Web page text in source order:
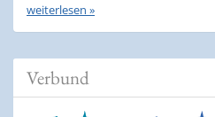
weiterlesen »
Verbund